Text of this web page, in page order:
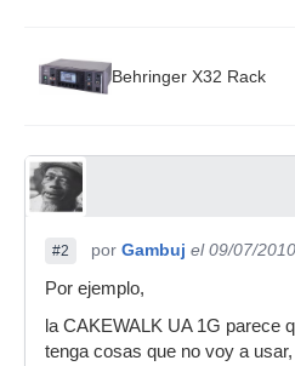
Behringer X32 Rack
#2 por Gambuj el 09/07/2010
Por ejemplo,
la CAKEWALK UA 1G parece
tenga cosas que no voy a